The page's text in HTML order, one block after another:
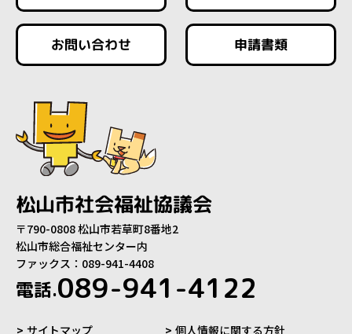
お問い合わせ 申請書類
松山市社会福祉協議会
〒790-0808 松山市若草町8番地2
松山市総合福祉センター内
ファックス：089-941-4408
電話.089-941-4122
サイトマップ 個人情報に関する方針